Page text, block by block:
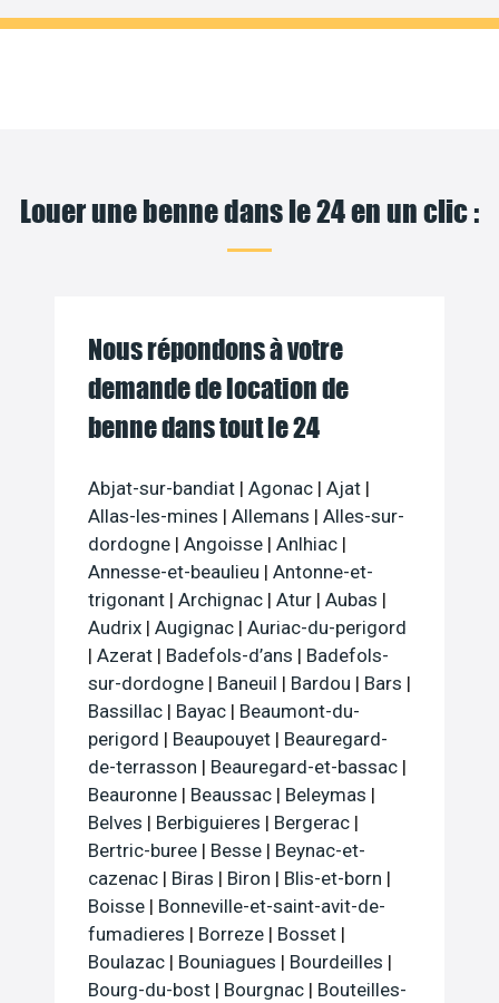
Louer une benne dans le 24 en un clic :
Nous répondons à votre
demande de location de
benne dans tout le 24
Abjat-sur-bandiat | Agonac | Ajat |
Allas-les-mines | Allemans | Alles-sur-
dordogne | Angoisse | Anlhiac |
Annesse-et-beaulieu | Antonne-et-
trigonant | Archignac | Atur | Aubas |
Audrix | Augignac | Auriac-du-perigord
| Azerat | Badefols-d’ans | Badefols-
sur-dordogne | Baneuil | Bardou | Bars |
Bassillac | Bayac | Beaumont-du-
perigord | Beaupouyet | Beauregard-
de-terrasson | Beauregard-et-bassac |
Beauronne | Beaussac | Beleymas |
Belves | Berbiguieres | Bergerac |
Bertric-buree | Besse | Beynac-et-
cazenac | Biras | Biron | Blis-et-born |
Boisse | Bonneville-et-saint-avit-de-
fumadieres | Borreze | Bosset |
Boulazac | Bouniagues | Bourdeilles |
Bourg-du-bost | Bourgnac | Bouteilles-